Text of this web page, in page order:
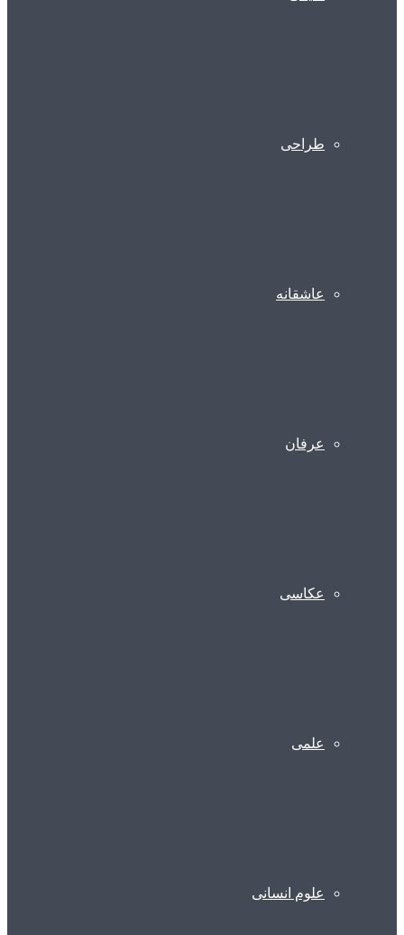
طراحی
عاشقانه
عرفان
عکاسی
علمی
علوم انسانی